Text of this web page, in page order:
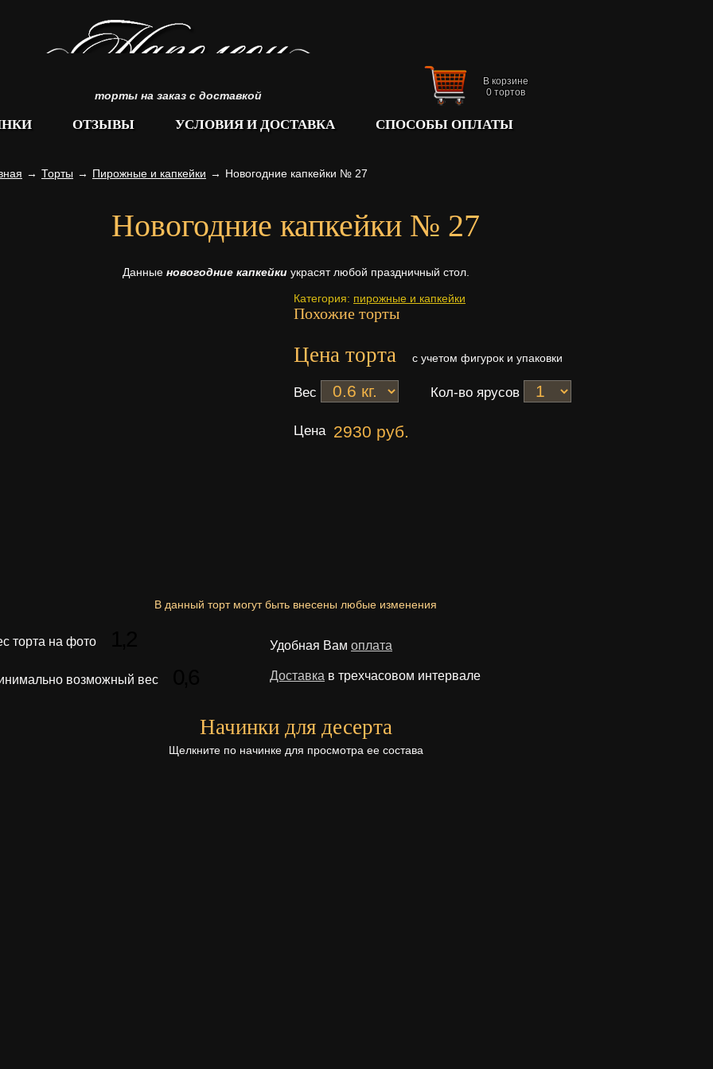
торты на заказ с доставкой
В корзине
0 тортов
ОТЗЫВЫ УСЛОВИЯ И ДОСТАВКА СПОСОБЫ ОПЛАТЫ
→ Торты → Пирожные и капкейки → Новогодние капкейки № 27
Новогодние капкейки № 27
Данные новогодние капкейкиукрасят любой праздничный стол.
Категория: пирожные и капкейки
Похожие торты
Цена торта с учетом фигурок и упаковки
Вес Кол-во ярусов
Цена 2930 руб.
В данный торт могут быть внесены любые изменения
торта на фото
возможный вес
Удобная Вам оплата
Доставка в трехчасовом интервале
Начинки для десерта
Щелкните по начинке для просмотра ее состава